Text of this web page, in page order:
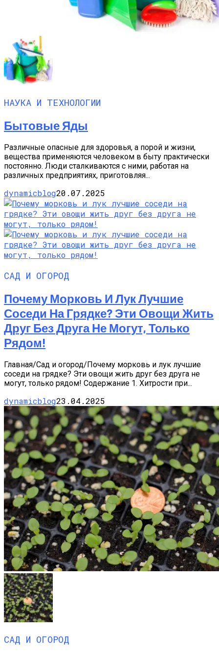
НАУКА И ТЕХНОЛОГИИ
Бытовые Яды
Различные опасные для здоровья, а порой и жизни,
вещества применяются человеком в быту практически
постоянно. Люди сталкиваются с ними, работая на
различных предприятиях, приготовляя...
dynamicblog20.07.2025
САД И ОГОРОД
Почему Морковь И Лук Лучшие
Соседи На Грядке? Эти Овощи Жить
Друг Без Друга Не Могут, Только
Рядом!
Главная/Сад и огород/Почему морковь и лук лучшие
соседи на грядке? Эти овощи жить друг без друга не
могут, только рядом! Содержание 1. Хитрости при...
dynamicblog23.04.2025
САД И ОГОРОД